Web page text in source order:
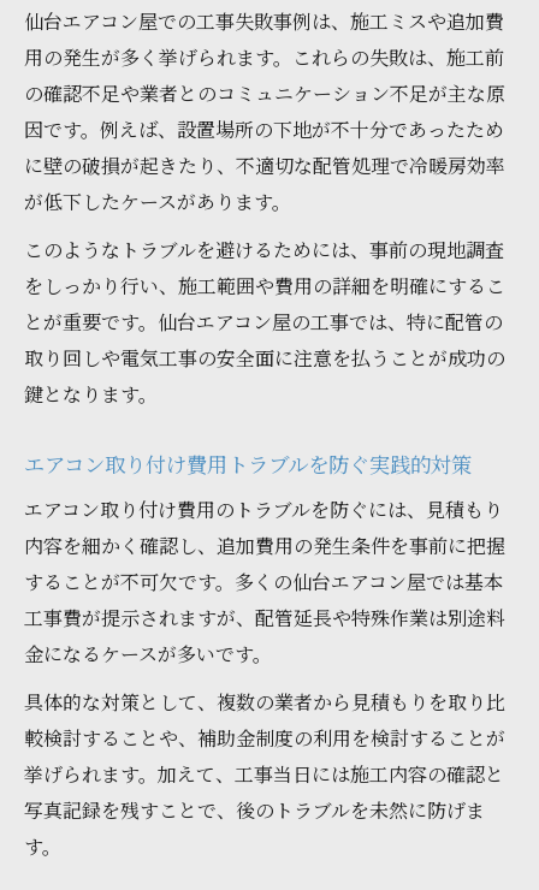
仙台エアコン屋での工事失敗事例は、施工ミスや追加費
用の発生が多く挙げられます。これらの失敗は、施工前
の確認不足や業者とのコミュニケーション不足が主な原
因です。例えば、設置場所の下地が不十分であったため
に壁の破損が起きたり、不適切な配管処理で冷暖房効率
が低下したケースがあります。
このようなトラブルを避けるためには、事前の現地調査
をしっかり行い、施工範囲や費用の詳細を明確にするこ
とが重要です。仙台エアコン屋の工事では、特に配管の
取り回しや電気工事の安全面に注意を払うことが成功の
鍵となります。
エアコン取り付け費用トラブルを防ぐ実践的対策
エアコン取り付け費用のトラブルを防ぐには、見積もり
内容を細かく確認し、追加費用の発生条件を事前に把握
することが不可欠です。多くの仙台エアコン屋では基本
工事費が提示されますが、配管延長や特殊作業は別途料
金になるケースが多いです。
具体的な対策として、複数の業者から見積もりを取り比
較検討することや、補助金制度の利用を検討することが
挙げられます。加えて、工事当日には施工内容の確認と
写真記録を残すことで、後のトラブルを未然に防げま
す。